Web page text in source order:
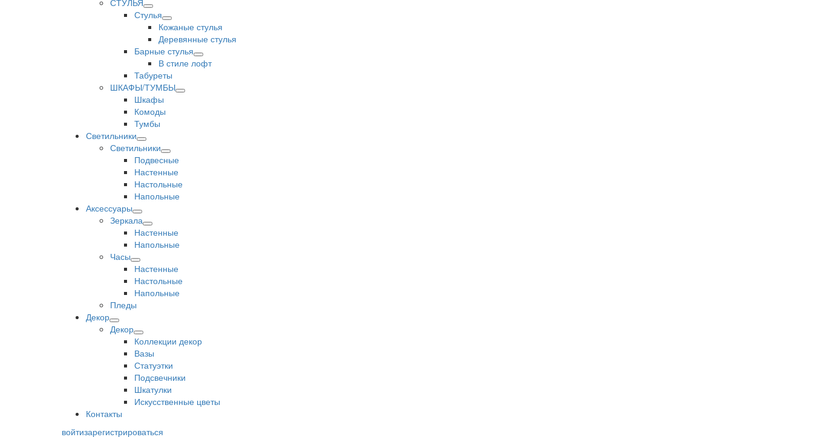
СТУЛЬЯ
Стулья
Кожаные стулья
Деревянные стулья
Барные стулья
В стиле лофт
Табуреты
ШКАФЫ/ТУМБЫ
Шкафы
Комоды
Тумбы
Светильники
Светильники
Подвесные
Настенные
Настольные
Напольные
Аксессуары
Зеркала
Настенные
Напольные
Часы
Настенные
Настольные
Напольные
Пледы
Декор
Декор
Коллекции декор
Вазы
Статуэтки
Подсвечники
Шкатулки
Искусственные цветы
Контакты
войтизарегистрироваться